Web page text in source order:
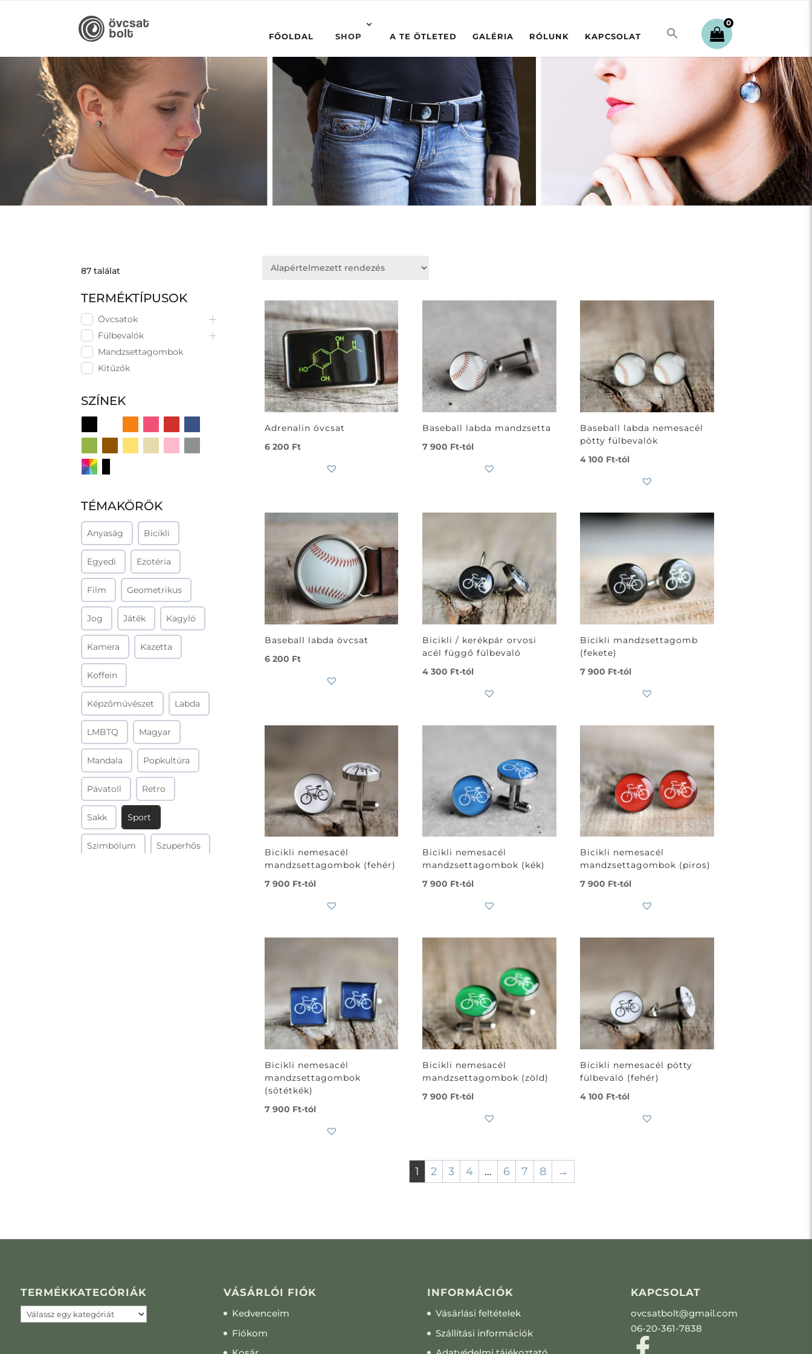
FŐOLDAL SHOP A TE ÖTLETED GALÉRIA RÓLUNK KAPCSOLAT
0
87 találat
TERMÉKTÍPUSOK
Övcsatok
Fülbevalók
Mandzsettagombok
Kitűzők
SZÍNEK
TÉMAKÖRÖK
Anyaság Bicikli
Egyedi Ezotéria
Film Geometrikus
Jog Játék Kagyló
Kamera Kazetta
Koffein
Képzőmúvészet Labda
LMBTQ Magyar
Mandala Popkultúra
Pávatoll Retro
Sakk Sport
Szimbólum Szuperhős
Adrenalin övcsat
6 200 Ft
Baseball labda mandzsetta
7 900 Ft-tól
Baseball labda nemesacél
pötty fülbevalók
4 100 Ft-tól
Baseball labda övcsat
6 200 Ft
Bicikli / kerékpár orvosi
acél függő fülbevaló
4 300 Ft-tól
Bicikli mandzsettagomb
(fekete)
7 900 Ft-tól
Bicikli nemesacél
mandzsettagombok (fehér)
7 900 Ft-tól
Bicikli nemesacél
mandzsettagombok (kék)
7 900 Ft-tól
Bicikli nemesacél
mandzsettagombok (piros)
7 900 Ft-tól
Bicikli nemesacél
mandzsettagombok
(sötétkék)
7 900 Ft-tól
Bicikli nemesacél
mandzsettagombok (zöld)
7 900 Ft-tól
Bicikli nemesacél pötty
fülbevaló (fehér)
4 100 Ft-tól
1 2 3 4 … 6 7 8 →
TERMÉKKATEGÓRIÁK VÁSÁRLÓI FIÓK
Kedvenceim
Fiókom
INFORMÁCIÓK
Vásárlási feltételek
Szállítási információk
KAPCSOLAT
ovcsatbolt@gmail.com
06-20-361-7838